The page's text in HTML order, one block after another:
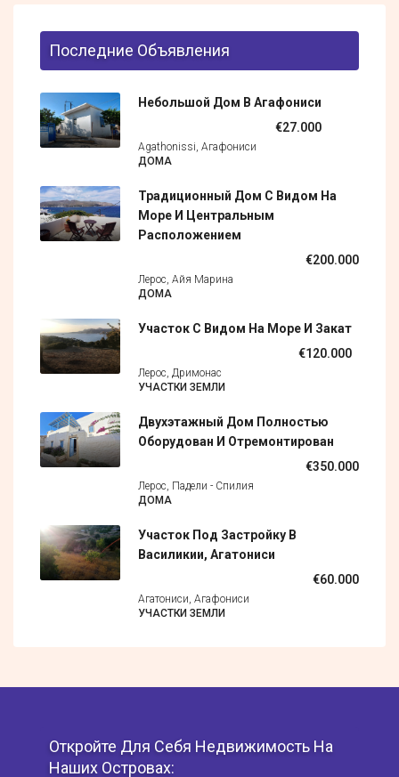
Последние Объявления
Небольшой Дом В Агафониси
€27.000
Agathonissi, Агафониси
ДОМА
Традиционный Дом С Видом На
Море И Центральным
Расположением
€200.000
Лерос, Айя Марина
ДОМА
Участок С Видом На Море И Закат
€120.000
Лерос, Дримонас
УЧАСТКИ ЗЕМЛИ
Двухэтажный Дом Полностью
Оборудован И Отремонтирован
€350.000
Лерос, Падели - Спилия
ДОМА
Участок Под Застройку В
Василикии, Агатониси
€60.000
Агатониси, Агафониси
УЧАСТКИ ЗЕМЛИ
Откройте Для Себя Недвижимость На
Наших Островах: